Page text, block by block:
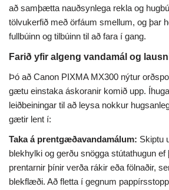
að samþætta nauðsynlega rekla og
tölvukerfið með örfáum smellum, og þar
fullbúinn og tilbúinn til að fara í gang.
Farið yfir algeng vandamál og
Þó að Canon PIXMA MX300 nýtur
gætu einstaka áskoranir komið upp.
leiðbeiningar til að leysa nokkur
gætir lent í:
Taka á prentgæðavandamálum: Skiptu
blekhylki og gerðu snögga stútathugun
prentarnir þínir verða rákir eða fölnaðir,
blekflæði. Að fletta í gegnum